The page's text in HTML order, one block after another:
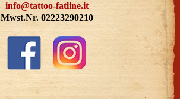
info@tattoo-fatline.it
Mwst.Nr. 02223290210